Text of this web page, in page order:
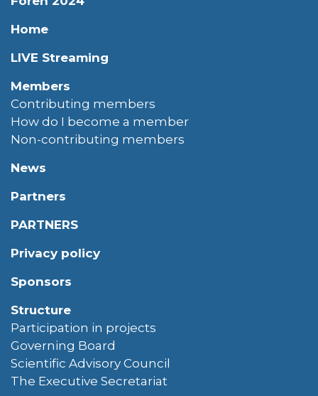
Home
LIVE Streaming
Members
Contributing members
How do I become a member
Non-contributing members
News
Partners
PARTNERS
Privacy policy
Sponsors
Structure
Participation in projects
Governing Board
Scientific Advisory Council
The Executive Secretariat